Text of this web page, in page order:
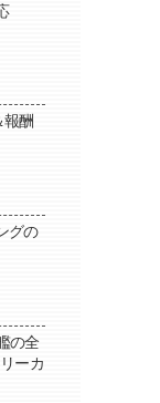
報酬
グの
の全
ーカ